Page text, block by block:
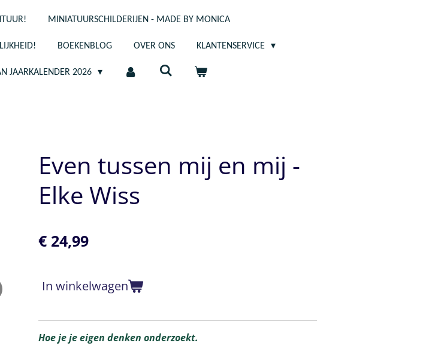
MINIATUURSCHILDERIJEN - MADE BY MONICA
BOEKENBLOG OVER ONS KLANTENSERVICE
JAARKALENDER 2026
Even tussen mij en mij -
Elke Wiss
€ 24,99
In winkelwagen
Hoe je je eigen denken onderzoekt.